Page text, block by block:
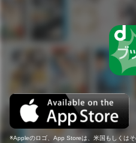
Appleのロゴ、App Storeは、米国もしくは